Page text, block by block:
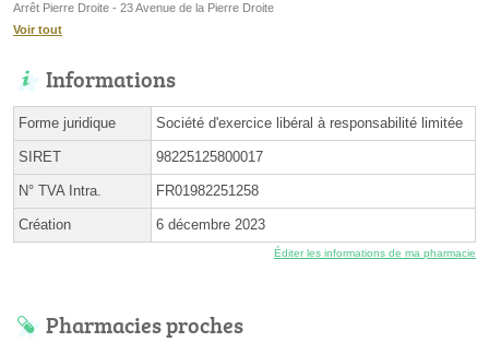
Arrêt Pierre Droite - 23 Avenue de la Pierre Droite
Voir tout
Informations
Forme juridique Société d'exercice libéral à responsabilité limitée
SIRET 98225125800017
N° TVA Intra. FR01982251258
Création 6 décembre 2023
Éditer les informations de ma pharmacie
Pharmacies proches